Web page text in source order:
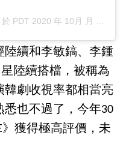
於 PDT 2020 年 10月 月 12 日 下午 8:29
陸續和李敏鎬、李鍾
陸續搭檔，被稱為
韓劇收視率都相當亮
悉也不過了，今年30
》獲得極高評價，未